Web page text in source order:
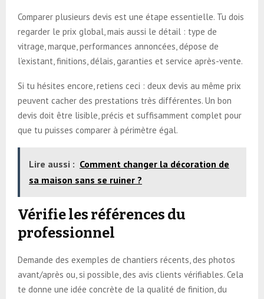
Comparer plusieurs devis est une étape essentielle. Tu dois
regarder le prix global, mais aussi le détail : type de
vitrage, marque, performances annoncées, dépose de
l’existant, finitions, délais, garanties et service après-vente.
Si tu hésites encore, retiens ceci : deux devis au même prix
peuvent cacher des prestations très différentes. Un bon
devis doit être lisible, précis et suffisamment complet pour
que tu puisses comparer à périmètre égal.
Lire aussi : Comment changer la décoration de
sa maison sans se ruiner ?
Vérifie les références du
professionnel
Demande des exemples de chantiers récents, des photos
avant/après ou, si possible, des avis clients vérifiables. Cela
te donne une idée concrète de la qualité de finition, du